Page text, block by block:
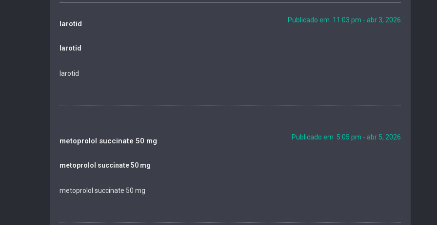
larotid Publicado em 11:03 pm - abr 3, 2026
larotid
larotid
metoprolol succinate 50 mg Publicado em 5:05 pm - abr 5, 2026
metoprolol succinate 50 mg
metoprolol succinate 50 mg